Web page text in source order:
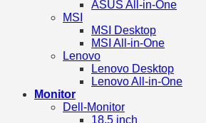
ASUS All-in-One
MSI
MSI Desktop
MSI All-in-One
Lenovo
Lenovo Desktop
Lenovo All-in-One
Monitor
Dell-Monitor
18.5 inch